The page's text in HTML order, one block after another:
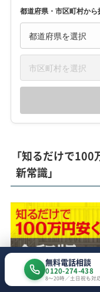
都道府県・市区町村から
「知るだけで
新常識」
無料電話相談
0120-274-438
8〜20時／土日祝も対